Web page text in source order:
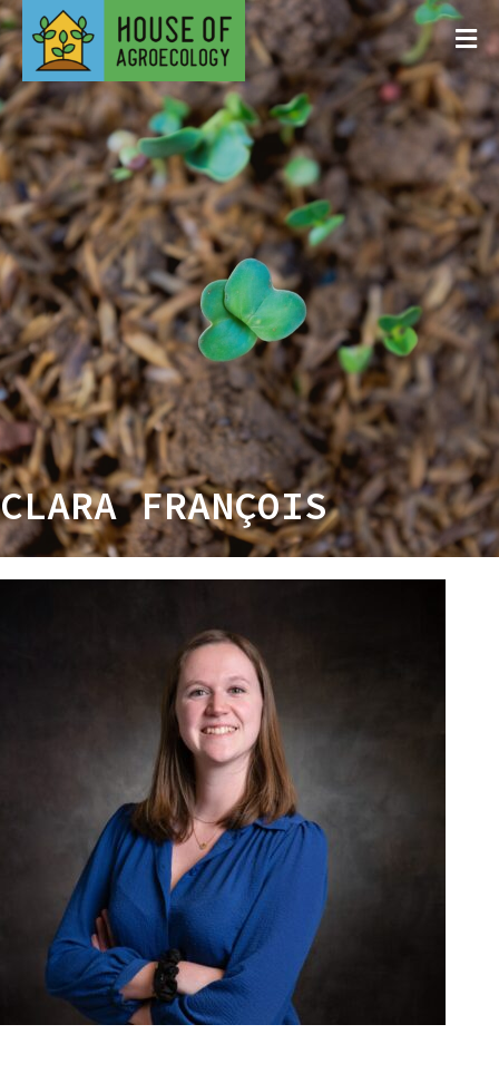
CLARA FRANÇOIS